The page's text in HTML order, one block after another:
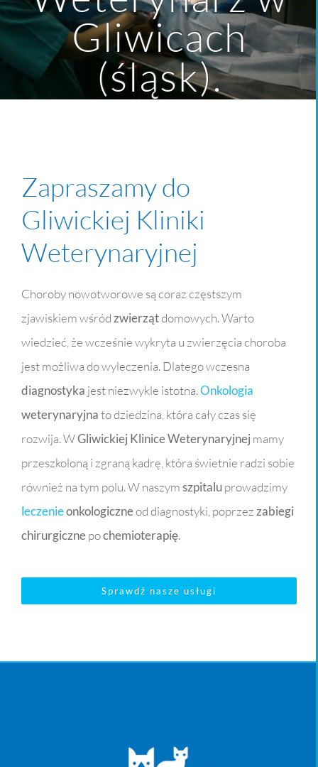
Gliwicach
(śląsk).
Zapraszamy do
Gliwickiej Kliniki
Weterynaryjnej
Choroby nowotworowe są coraz częstszym
zjawiskiem wśród zwierzątdomowych. Warto
wiedzieć, że wcześnie wykryta u zwierzęcia choroba
jest możliwa do wyleczenia. Dlatego wczesna
diagnostyka jest niezwykle istotna.Onkologia
weterynaryjnato dziedzina, która cały czas się
rozwija. WGliwickiej Klinice Weterynaryjnej mamy
przeszkoloną i zgraną kadrę, która świetnie radzi sobie
również na tym polu. W naszymszpitaluprowadzimy
leczenieonkologiczneod diagnostyki, poprzez zabiegi
chirurgicznepochemioterapię.
Sprawdź nasze usługi